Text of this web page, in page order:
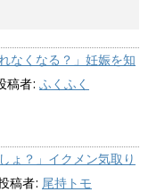
なくなる？」妊娠を知
稿者: ふくふく
ょ？」イクメン気取り
稿者: 尾持トモ